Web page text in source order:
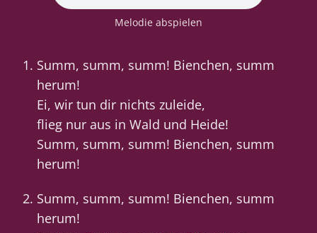
Melodie abspielen
Summ, summ, summ! Bienchen, summ
herum!
Ei, wir tun dir nichts zuleide,
flieg nur aus in Wald und Heide!
Summ, summ, summ! Bienchen, summ
herum!
Summ, summ, summ! Bienchen, summ
herum!